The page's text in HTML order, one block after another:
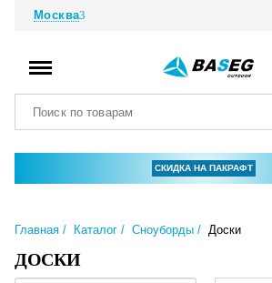
Москва
СКИДКА НА ПАКРАФТ
Главная Каталог Сноуборды Доски
ДОСКИ